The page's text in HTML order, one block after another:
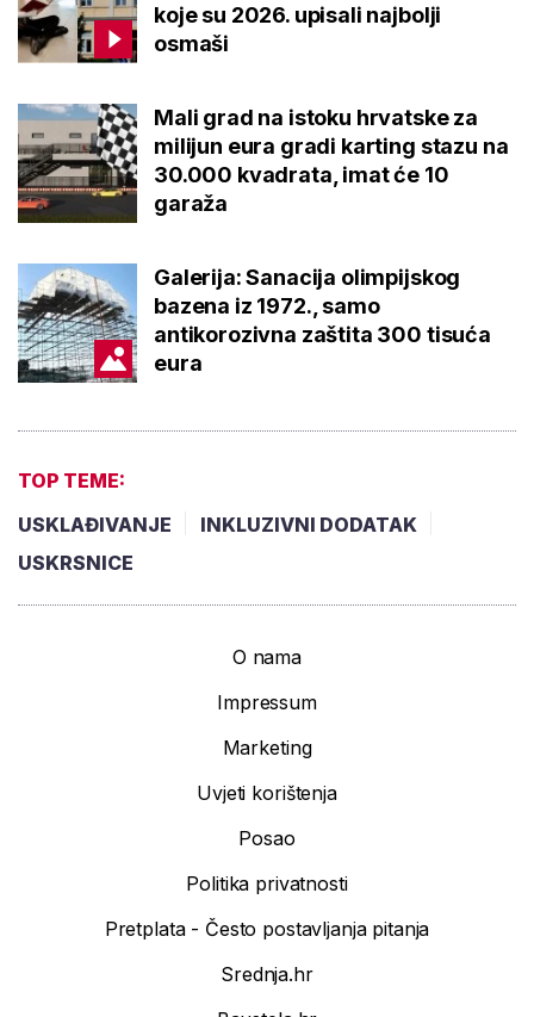
koje su 2026. upisali najbolji
osmaši
Mali grad na istoku hrvatske za
milijun eura gradi karting stazu na
30.000 kvadrata, imat će 10
garaža
Galerija: Sanacija olimpijskog
bazena iz 1972., samo
antikorozivna zaštita 300 tisuća
eura
TOP TEME:
USKLAĐIVANJE
INKLUZIVNI DODATAK
USKRSNICE
O nama
Impressum
Marketing
Uvjeti korištenja
Posao
Politika privatnosti
Pretplata - Često postavljanja pitanja
Srednja.hr